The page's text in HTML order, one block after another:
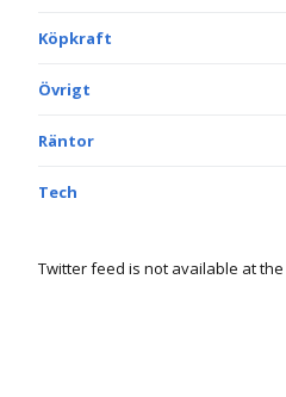
Köpkraft
Övrigt
Räntor
Tech
Twitter feed is not available at the